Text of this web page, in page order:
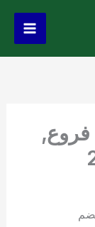
فروع,